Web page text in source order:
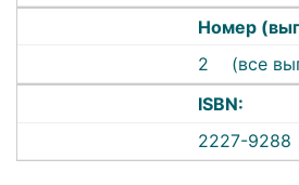
Номер
2
(все
ISBN:
2227-9288